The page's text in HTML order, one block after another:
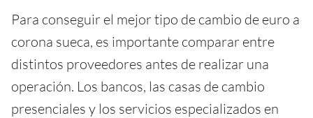
Para conseguir el mejor tipo de cambio de euro a
corona sueca, es importante comparar entre
distintos proveedores antes de realizar una
operación. Los bancos, las casas de cambio
presenciales y los servicios especializados en